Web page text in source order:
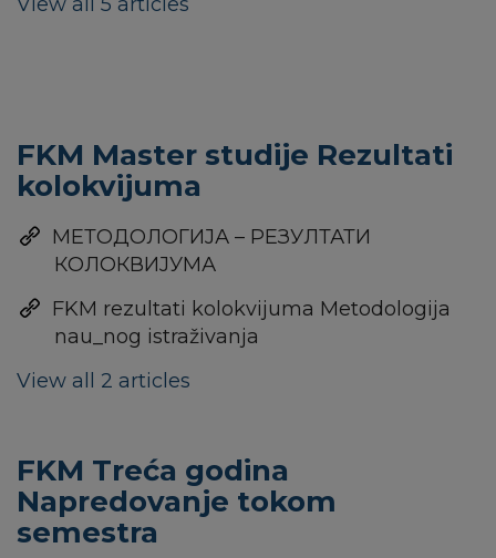
FKM Master studije Rezultati
kolokvijuma
МЕТОДОЛОГИЈА – РЕЗУЛТАТИ
КОЛОКВИЈУМА
FKM rezultati kolokvijuma Metodologija
nau_nog istraživanja
View all 2 articles
FKM Treća godina
Napredovanje tokom
semestra